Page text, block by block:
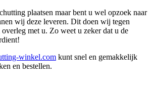
plaatsen maar bent u wel opzoek naar
wij deze leveren. Dit doen wij tegen
met u. Zo weet u zeker dat u de
winkel.com kunt snel en gemakkelijk
en bestellen.